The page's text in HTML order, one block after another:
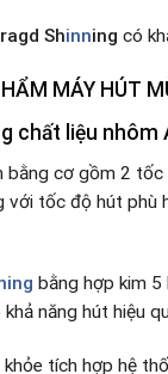
Shinning có
MÁY HÚT
chất liệu
bằng cơ gồm 2
tốc độ hút phù
bằng hợp kim
năng hút hiệu
tích hợp hệ